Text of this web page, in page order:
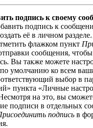
подпись к своему
подпись к
её в личном
флажком пункт
сообщения,
Вы также можете
умолчанию ко всем
выбор в
пункта «Личные
на это, вы
подписи в отдельных
подпись в